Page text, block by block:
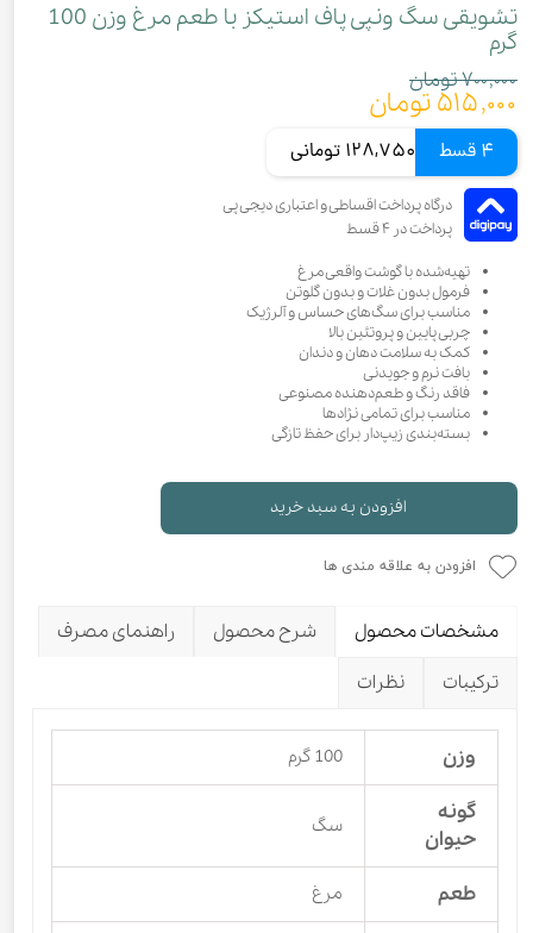
تشویقی سگ ونپی پاف استیکز با طعم مرغ وزن 100
گرم
۷۰۰,۰۰۰ تومان
۵۱۵,۰۰۰ تومان
4 قسط 128,750 تومانی
تهیه‌شده با گوشت واقعی مرغ
فرمول بدون غلات و بدون گلوتن
مناسب برای سگ‌های حساس و آلرژیک
چربی پایین و پروتئین بالا
کمک به سلامت دهان و دندان
بافت نرم و جویدنی
فاقد رنگ و طعم‌دهنده مصنوعی
مناسب برای تمامی نژادها
بسته‌بندی زیپ‌دار برای حفظ تازگی
افزودن به سبد خرید
افزودن به علاقه مندی ها
مشخصات محصول شرح محصول
راهنمای مصرف
ترکیبات
نظرات
وزن 100 گرم
گونه
حیوان
سگ
طعم مرغ